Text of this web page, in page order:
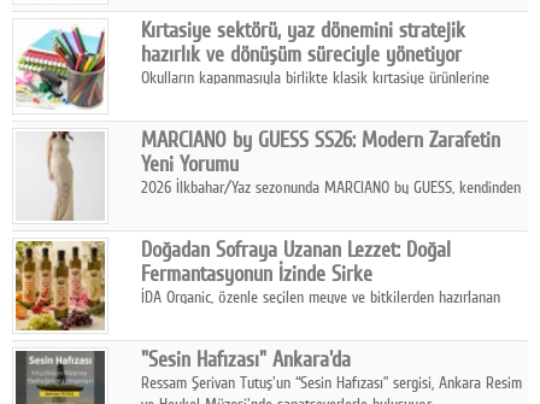
Ağustos'ta Arthill Müzecilik'in düzenleyeceği özel müzayedede
koleksiyonerlerle buluşuyor
Kırtasiye sektörü, yaz dönemini stratejik
hazırlık ve dönüşüm süreciyle yönetiyor
Okulların kapanmasıyla birlikte klasik kırtasiye ürünlerine
sanat ve eğitici aktivite ürünleriyle dinamik bir biçimde
geçiriyor.
MARCIANO by GUESS SS26: Modern Zarafetin
Yeni Yorumu
2026 İlkbahar/Yaz sezonunda MARCIANO by GUESS, kendinden
Doğadan Sofraya Uzanan Lezzet: Doğal
Fermantasyonun İzinde Sirke
İDA Organic, özenle seçilen meyve ve bitkilerden hazırlanan
sofralarına taşıyor.
"Sesin Hafızası" Ankara'da
Ressam Şerivan Tutuş'un “Sesin Hafızası” sergisi, Ankara Resim